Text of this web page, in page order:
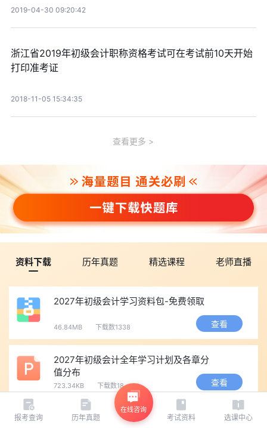
2019-04-30 09:20:42
浙江省2019年初级会计职称资格考试可在考试前10天开始
打印准考证
2018-11-05 15:34:35
查看更多
资料下载 历年真题 精选课程 老师直播
2027年初级会计学习资料包-免费领取
46.84MB 下载数1338 查看
2027年初级会计全年学习计划及各章分
值分布
723.34KB 下载数18 查看
2026年《初级会计实务》分录大全
报考查询 历年真题
在线咨询
考试资料 选课中心